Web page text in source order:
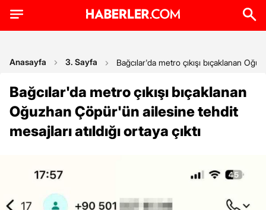
Anasayfa 3. Sayfa Bağcılar'da metro çıkışı bıçaklanan
Bağcılar'da metro çıkışı bıçaklanan
Oğuzhan Çöpür'ün ailesine tehdit
mesajları atıldığı ortaya çıktı